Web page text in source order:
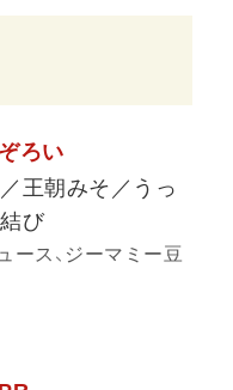
ろい
王朝みそ／うっ
び
ース、ジーマミー豆